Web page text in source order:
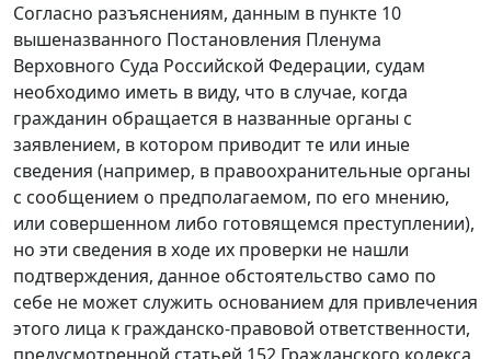
Согласно разъяснениям, данным в пункте 10
вышеназванного Постановления Пленума
Верховного Суда Российской Федерации, судам
необходимо иметь в виду, что в случае, когда
гражданин обращается в названные органы с
заявлением, в котором приводит те или иные
сведения (например, в правоохранительные органы
с сообщением о предполагаемом, по его мнению,
или совершенном либо готовящемся преступлении),
но эти сведения в ходе их проверки не нашли
подтверждения, данное обстоятельство само по
себе не может служить основанием для привлечения
этого лица к гражданско-правовой ответственности,